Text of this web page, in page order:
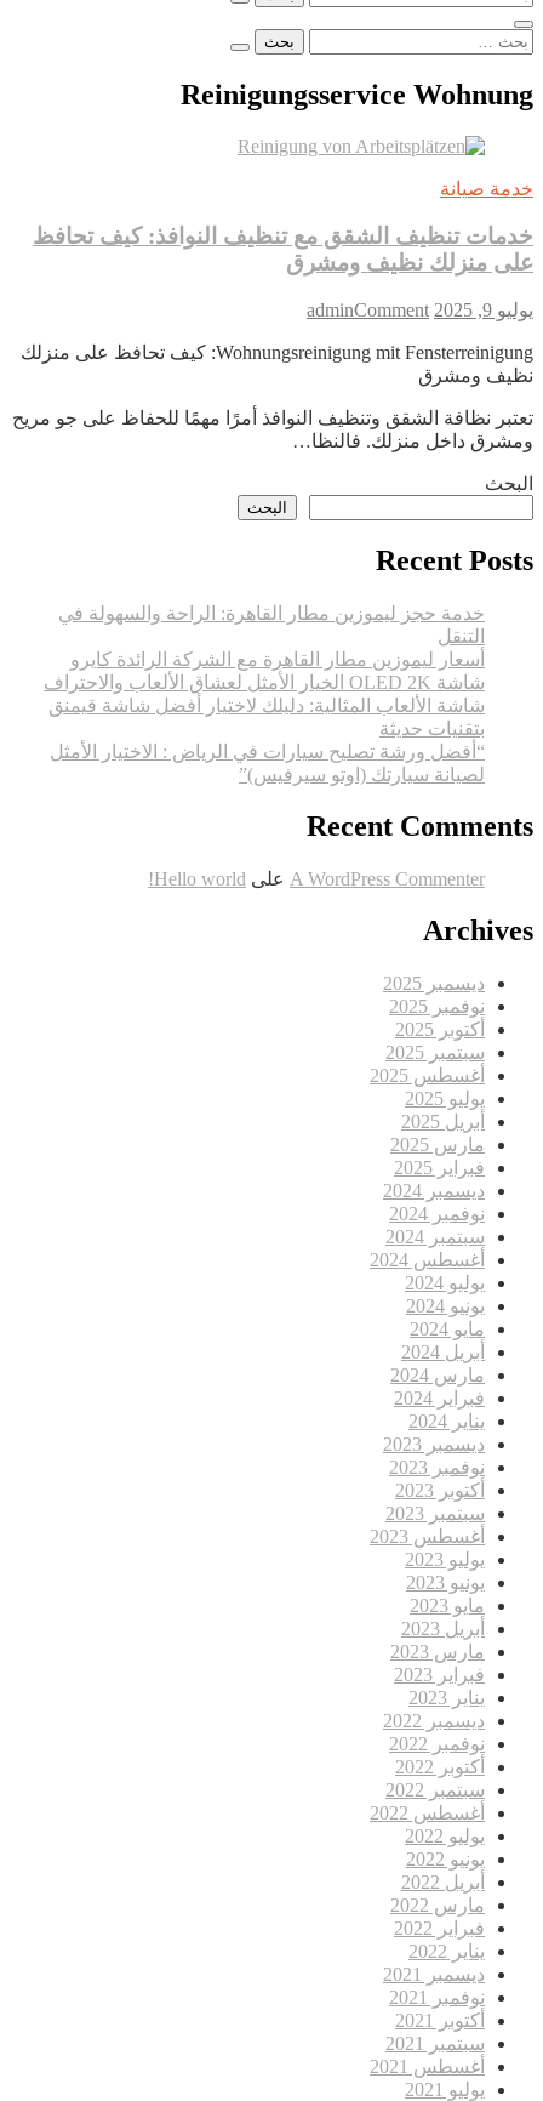
البحث
Reinigungsservice Wohnung
خدمة صيانة
خدمات تنظيف الشقق مع تنظيف النوافذ: كيف تحافظ
على منزلك نظيف ومشرق
يوليو 9, 2025 adminComment
on
تنظيف
تنظيف
النوافذ:
تحافظ
على
Wohnungsreinigung mit Fensterreinigung: كيف تحافظ على منزلك
نظيف ومشرق
تعتبر نظافة الشقق وتنظيف النوافذ أمرًا مهمًا للحفاظ على جو مريح
ومشرق داخل منزلك. فالنظا…
البحث
البحث
Recent Posts
خدمة حجز ليموزين مطار القاهرة: الراحة والسهولة في
التنقل
أسعار ليموزين مطار القاهرة مع الشركة الرائدة كايرو
شاشة OLED 2K الخيار الأمثل لعشاق الألعاب والاحتراف
شاشة الألعاب المثالية: دليلك لاختيار أفضل شاشة قيمنق
بتقنيات حديثة
“أفضل ورشة تصليح سيارات في الرياض : الاختيار الأمثل
لصيانة سيارتك (اوتو سيرفيس)”
Recent Comments
A WordPress Commenter على Hello world!
Archives
ديسمبر 2025
نوفمبر 2025
أكتوبر 2025
سبتمبر 2025
أغسطس 2025
يوليو 2025
أبريل 2025
مارس 2025
فبراير 2025
ديسمبر 2024
نوفمبر 2024
سبتمبر 2024
أغسطس 2024
يوليو 2024
يونيو 2024
مايو 2024
أبريل 2024
مارس 2024
فبراير 2024
يناير 2024
ديسمبر 2023
نوفمبر 2023
أكتوبر 2023
سبتمبر 2023
أغسطس 2023
يوليو 2023
يونيو 2023
مايو 2023
أبريل 2023
مارس 2023
فبراير 2023
يناير 2023
ديسمبر 2022
نوفمبر 2022
أكتوبر 2022
سبتمبر 2022
أغسطس 2022
يوليو 2022
يونيو 2022
أبريل 2022
مارس 2022
فبراير 2022
يناير 2022
ديسمبر 2021
نوفمبر 2021
أكتوبر 2021
سبتمبر 2021
أغسطس 2021
يوليو 2021